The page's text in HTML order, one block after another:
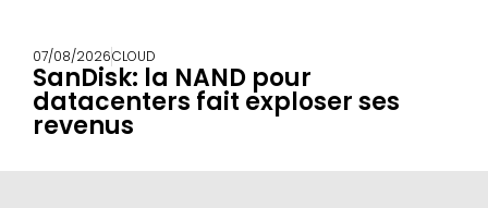
07/08/2026CLOUD
SanDisk: la NAND pour
datacenters fait exploser ses
revenus